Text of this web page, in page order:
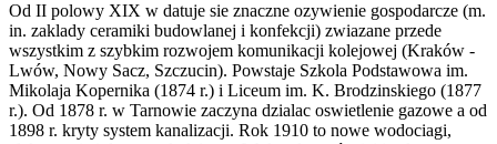
Od II polowy XIX w datuje sie znaczne ozywienie gospodarcze (m.
in. zaklady ceramiki budowlanej i konfekcji) zwiazane przede
wszystkim z szybkim rozwo­jem komunikacji kolejowej (Kraków -
Lwów, Nowy Sacz, Szczucin). Powstaje Szkola Podstawowa im.
Mikolaja Kopernika (1874 r.) i Liceum im. K. Brodzinskiego (1877
r.). Od 1878 r. w Tarnowie zaczyna dzialac oswietlenie gazowe a od
1898 r. kryty system kanalizacji. Rok 1910 to nowe wodociagi,